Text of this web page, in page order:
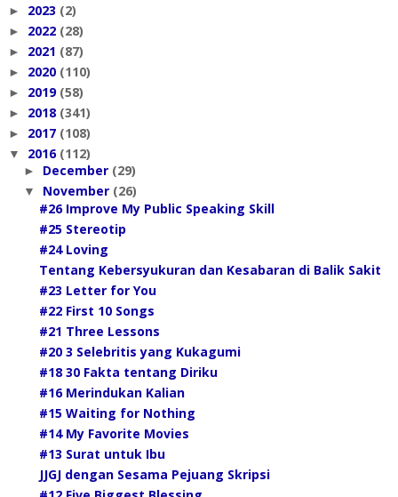
► 2023 (2)
► 2022 (28)
► 2021 (87)
► 2020 (110)
► 2019 (58)
► 2018 (341)
► 2017 (108)
▼ 2016 (112)
► December (29)
▼ November (26)
#26 Improve My Public Speaking Skill
#25 Stereotip
#24 Loving
Tentang Kebersyukuran dan Kesabaran di Balik Sakit
#23 Letter for You
#22 First 10 Songs
#21 Three Lessons
#20 3 Selebritis yang Kukagumi
#18 30 Fakta tentang Diriku
#16 Merindukan Kalian
#15 Waiting for Nothing
#14 My Favorite Movies
#13 Surat untuk Ibu
JJGJ dengan Sesama Pejuang Skripsi